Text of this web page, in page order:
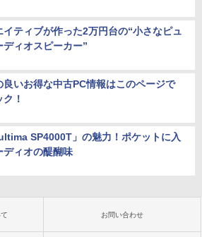
イティブが作った2万円台の“小さなピュ
ディオスピーカー”
良いお得な中古PC情報はこのページで
！
SP4000T」の魅力！ポケットに入
ディオの醍醐味
お問い合わせ